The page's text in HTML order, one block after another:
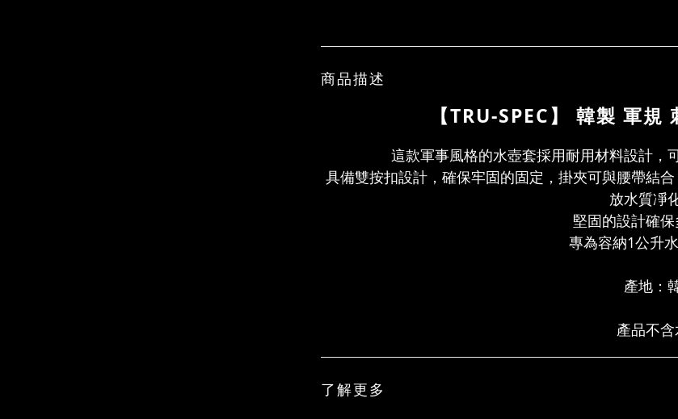
商品描述
【TRU-SPEC】 韓製 軍
這款軍事風格的水壺套採用耐用材料設計，
具備雙按扣設計，確保牢固的固定，掛夾可與腰帶結
放水質凈
堅固的設計確保
專為容納1公升水
產地：
產品不
了解更多